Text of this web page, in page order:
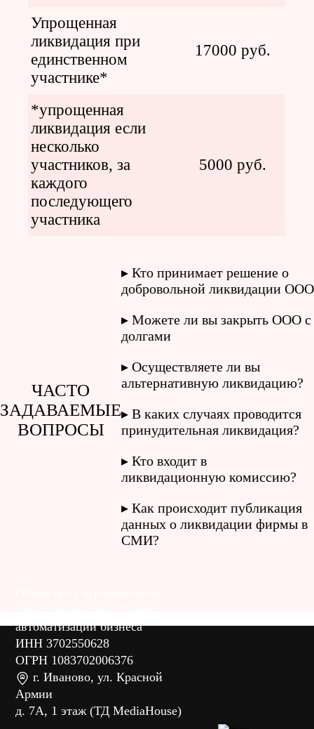
Упрощенная
ликвидация при
единственном
участнике*
17000 руб.
*упрощенная
ликвидация если
несколько
участников, за
каждого
последующего
участника
5000 руб.
ЧАСТО
ЗАДАВАЕМЫЕ
ВОПРОСЫ
Кто принимает решение о
добровольной ликвидации ООО
Можете ли вы закрыть ООО с
долгами
Осуществляете ли вы
альтернативную ликвидацию?
В каких случаях проводится
принудительная ликвидация?
Кто входит в
ликвидационную комиссию?
Как происходит публикация
данных о ликвидации фирмы в
СМИ?
автоматизации бизнеса"
ИНН 3702550628
ОГРН 1083702006376
г.Иваново,ул. Красной
Армии
д. 7А, 1 этаж (ТД MediaHouse)